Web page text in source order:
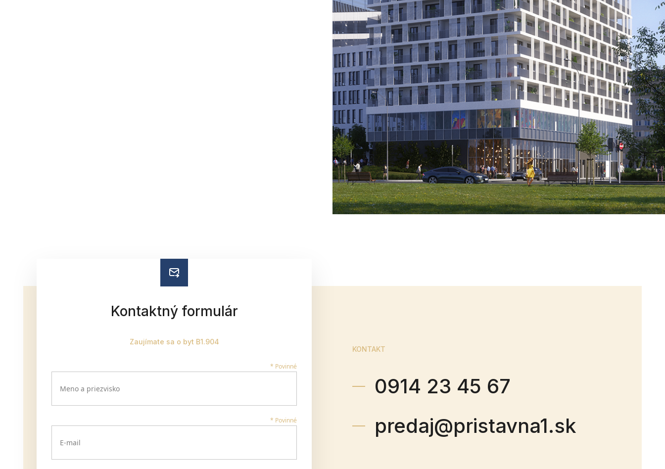
Kontaktný formulár
Zaujímate sa o byt B1.904
* Povinné
Meno a priezvisko
* Povinné
E-mail
KONTAKT
0914 23 45 67
predaj@pristavna1.sk